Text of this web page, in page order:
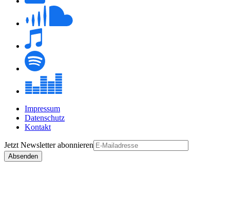
Impressum
Datenschutz
Kontakt
Jetzt Newsletterabonnieren
Absenden